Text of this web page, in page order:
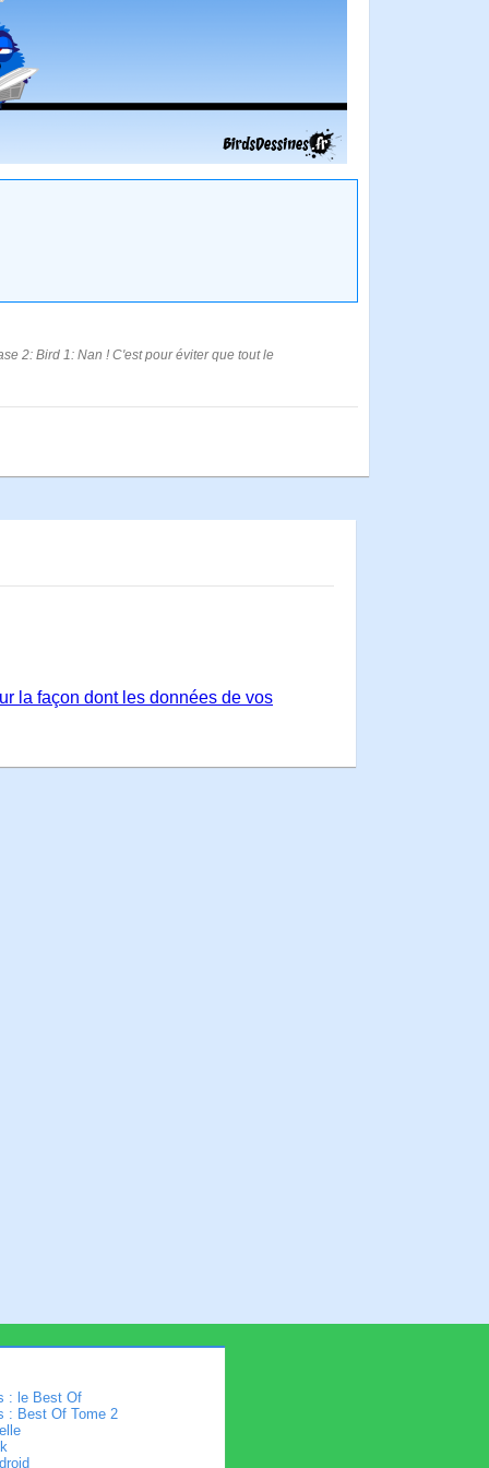
2: Bird 1: Nan ! C'est pour éviter que tout le
la façon dont les données de vos
: le Best Of
: Best Of Tome 2